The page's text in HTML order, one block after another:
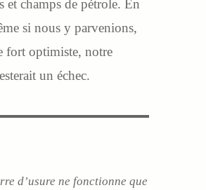
et champs de pétrole. En
si nous y parvenions,
fort optimiste, notre
un échec.
d’usure ne fonctionne que